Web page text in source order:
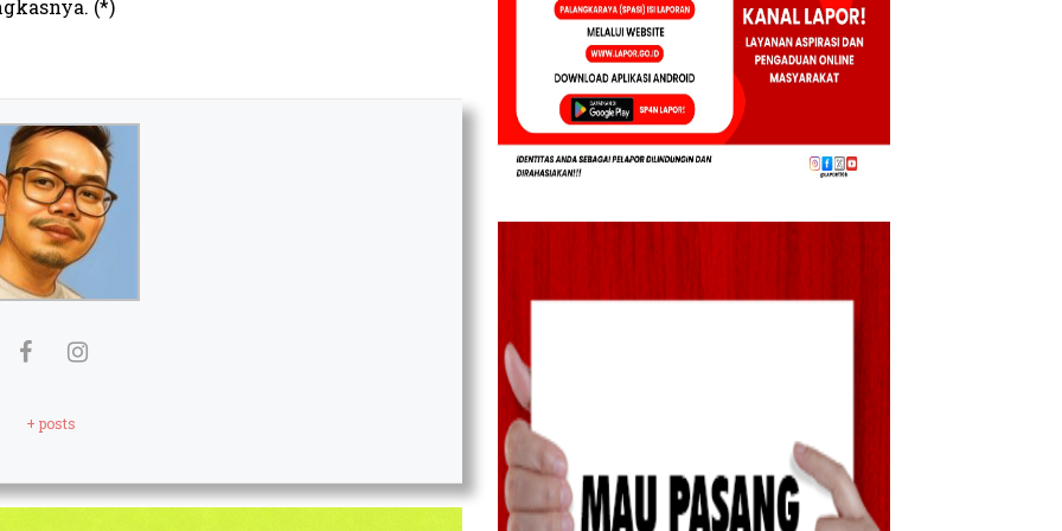
(*)
+ posts